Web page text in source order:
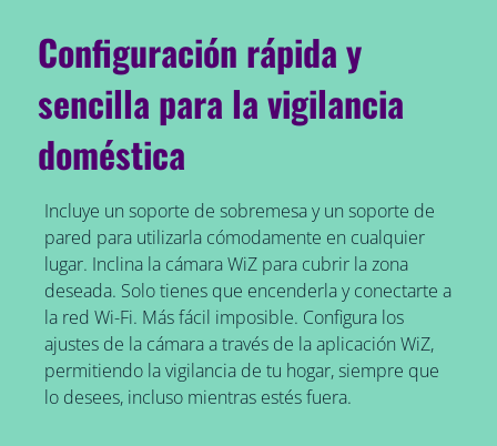
Configuración rápida y
sencilla para la vigilancia
doméstica
Incluye un soporte de sobremesa y un soporte de
pared para utilizarla cómodamente en cualquier
lugar. Inclina la cámara WiZ para cubrir la zona
deseada. Solo tienes que encenderla y conectarte a
la red Wi-Fi. Más fácil imposible. Configura los
ajustes de la cámara a través de la aplicación WiZ,
permitiendo la vigilancia de tu hogar, siempre que
lo desees, incluso mientras estés fuera.